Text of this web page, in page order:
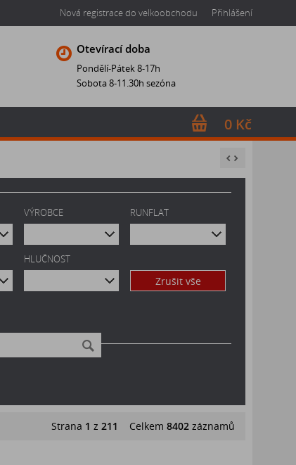
Nová registrace do velkoobchodu Přihlášení
Otevírací doba
Pondělí-Pátek 8-17h
Sobota 8-11.30h sezóna
0 Kč
VÝROBCE RUNFLAT
HLUČNOST
Zrušit vše
Strana 1 z 211 Celkem 8402 záznamů